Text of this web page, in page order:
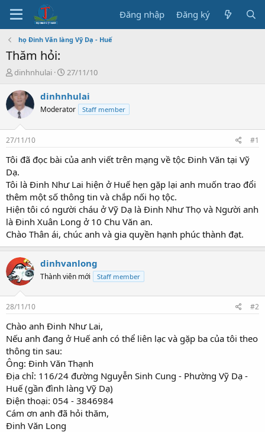
Đăng nhập Đăng ký
họ Đinh Văn làng Vỹ Dạ - Huế
Thăm hỏi:
T
r
e
a
s
t
a
t
e
r
dinhnhulai
N
à
b
ầ
27/11/10
dinhnhulai
Moderator Staff member
27/11/10 #1
Tôi đã đọc bài của anh viết trên mạng về tộc Đinh Văn tại Vỹ
Dạ.
Tôi là Đinh Như Lai hiện ở Huế hẹn gặp lại anh muốn trao đổi
thêm một số thông tin và chắp nối họ tộc.
Hiện tôi có người cháu ở Vỹ Dạ là Đinh Như Thọ và Người anh
là Đinh Xuân Long ở 10 Chu Văn an.
Chào Thân ái, chúc anh và gia quyền hạnh phúc thành đạt.
dinhvanlong
Thành viên mới Staff member
28/11/10 #2
Chào anh Đinh Như Lai,
Nếu anh đang ở Huế anh có thể liên lạc và gặp ba của tôi theo
thông tin sau:
Ông: Đinh Văn Thạnh
Địa chỉ: 116/24 đường Nguyễn Sinh Cung - Phường Vỹ Dạ -
Huế (gần đình làng Vỹ Dạ)
Điện thoại: 054 - 3846984
Cám ơn anh đã hỏi thăm,
Đinh Văn Long